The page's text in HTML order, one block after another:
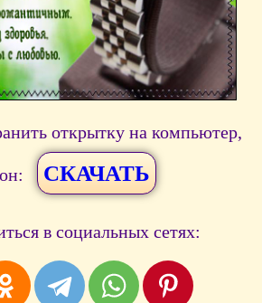
открытку на компьютер,
СКАЧАТЬ
в социальных сетях: